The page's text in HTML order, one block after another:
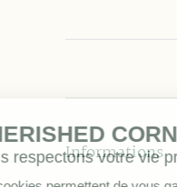
Informations
CHERISHED
Nous respectons